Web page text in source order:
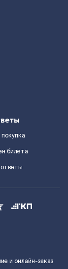
билета
и онлайн-заказ